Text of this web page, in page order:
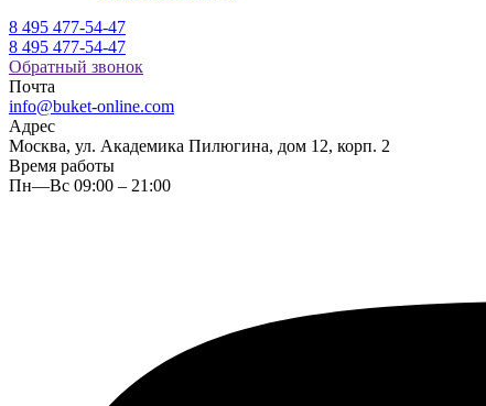
8 495 477-54-47
8 495 477-54-47
Обратный звонок
Почта
info@buket-online.com
Адрес
Москва, ул. Академика Пилюгина, дом 12, корп. 2
Время работы
Пн—Вс 09:00 – 21:00